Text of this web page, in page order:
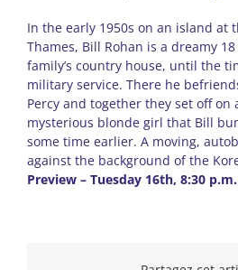
In the early 1950s on an island at
Thames, Bill Rohan is a dreamy
family’s country house, until the
military service. There he
Percy and together they set off
mysterious blonde girl that Bill
some time earlier. A moving,
against the background of the
Preview – Tuesday 16th, 8:30 p.m.